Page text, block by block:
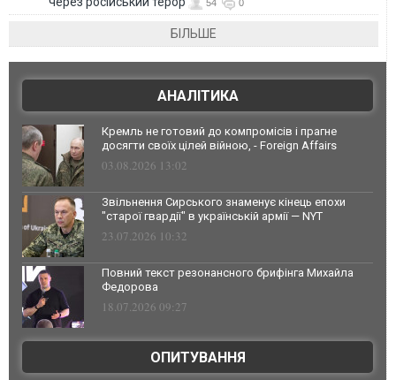
54 0
БІЛЬШЕ
АНАЛІТИКА
Кремль не готовий до компромісів і прагне
досягти своїх цілей війною, - Foreign Affairs
03.08.2026 13:02
Звільнення Сирського знаменує кінець епохи
"старої гвардії" в українській армії — NYT
23.07.2026 10:32
Повний текст резонансного брифінга Михайла
Федорова
18.07.2026 09:27
ОПИТУВАННЯ